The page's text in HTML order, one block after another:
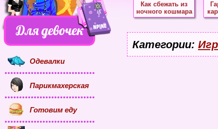
Как сбежать из
ночного кошмара
Категории:
Одевалки
Парикмахерская
Готовим еду